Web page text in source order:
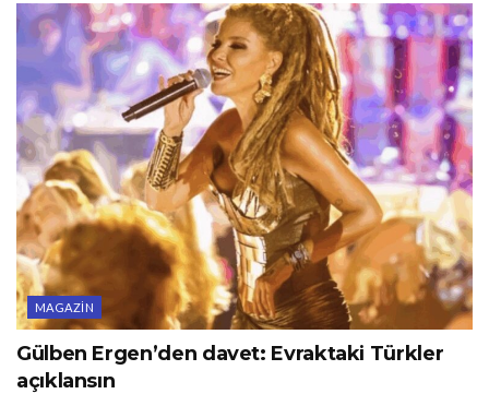
MAGAZIN
Gülben Ergen’den davet: Evraktaki Türkler
açıklansın